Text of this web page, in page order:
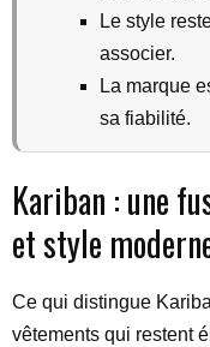
Le style
associer.
La marque
sa fiabilité.
Kariban : une
et style
Ce qui distingue
vêtements qui restent